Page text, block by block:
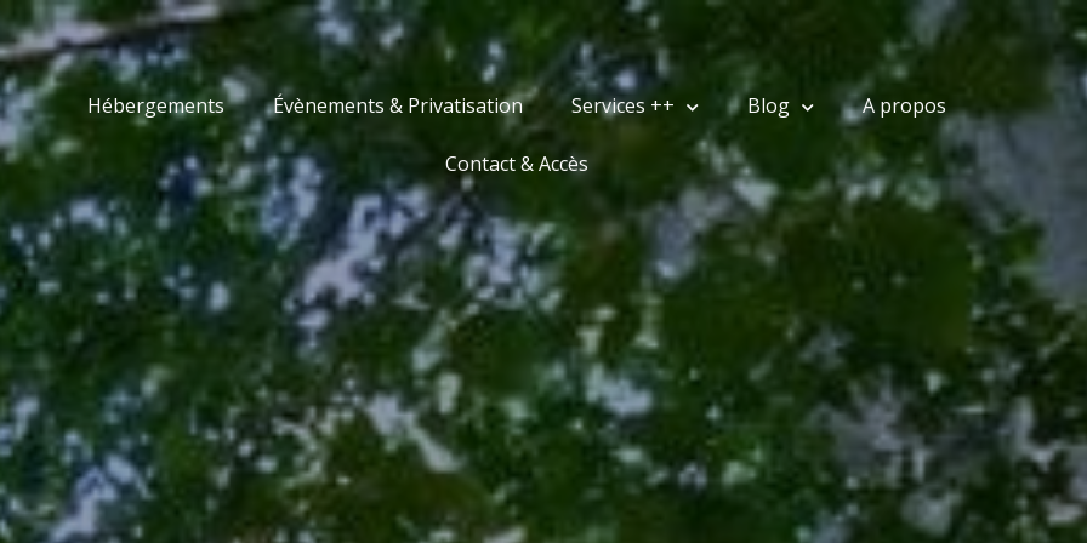
Mas de Can Noy
Hébergements Évènements & Privatisation Services ++ Blog A propos
Contact & Accès